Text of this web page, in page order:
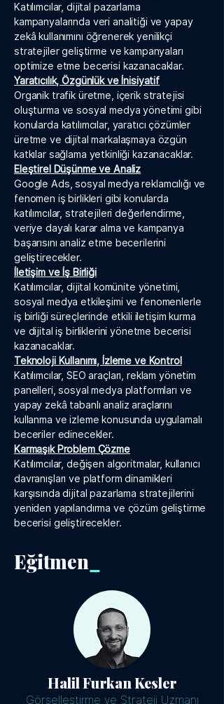
Katılımcılar, dijital pazarlama
kampanyalarında veri analitiği ve yapay
zekâ kullanımını öğrenerek yenilikçi
stratejiler geliştirme ve kampanyaları
optimize etme becerisi kazanacaklar.
Yaratıcılık, Özgünlük ve İnisiyatif
Organik trafik üretme, içerik stratejisi
oluşturma ve sosyal medya yönetimi gibi
konularda katılımcılar, yaratıcı çözümler
üretme ve dijital markalaşmaya özgün
katkılar sağlama yetkinliği kazanacaklar.
Eleştirel Düşünme ve Analiz
Google Ads, sosyal medya reklamcılığı ve
fenomen iş birlikleri gibi konularda
katılımcılar, stratejileri değerlendirme,
veriye dayalı karar alma ve kampanya
başarısını analiz etme becerilerini
geliştirecekler.
İletişim ve İş Birliği
Katılımcılar, dijital komünite yönetimi,
sosyal medya etkileşimi ve fenomenlerle
iş birliği süreçlerinde etkili iletişim kurma
ve dijital iş birliklerini yönetme becerisi
kazanacaklar.
Teknoloji Kullanımı, İzleme ve Kontrol
Katılımcılar, SEO araçları, reklam yönetim
panelleri, sosyal medya platformları ve
yapay zekâ tabanlı analiz araçlarını
kullanma ve izleme konusunda uygulamalı
beceriler edinecekler.
Karmaşık Problem Çözme
Katılımcılar, değişen algoritmalar, kullanıcı
davranışları ve platform dinamikleri
karşısında dijital pazarlama stratejilerini
yeniden yapılandırma ve çözüm geliştirme
becerisi geliştirecekler.
Eğitmen
Halil Furkan Kesler
Görselleştirme ve Strateji Uzmanı